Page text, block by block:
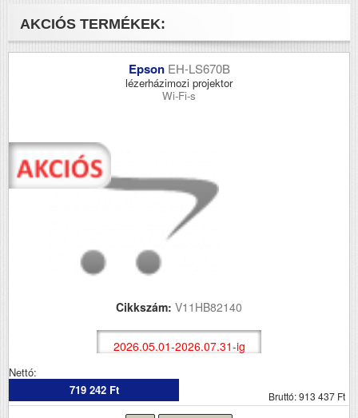
AKCIÓS TERMÉKEK:
Epson EH-LS670B
lézerházimozi projektor
Wi-Fi-s
Cikkszám: V11HB82140
2026.05.01-2026.07.31-ig
Nettó:
719 242 Ft
Bruttó: 913 437 Ft